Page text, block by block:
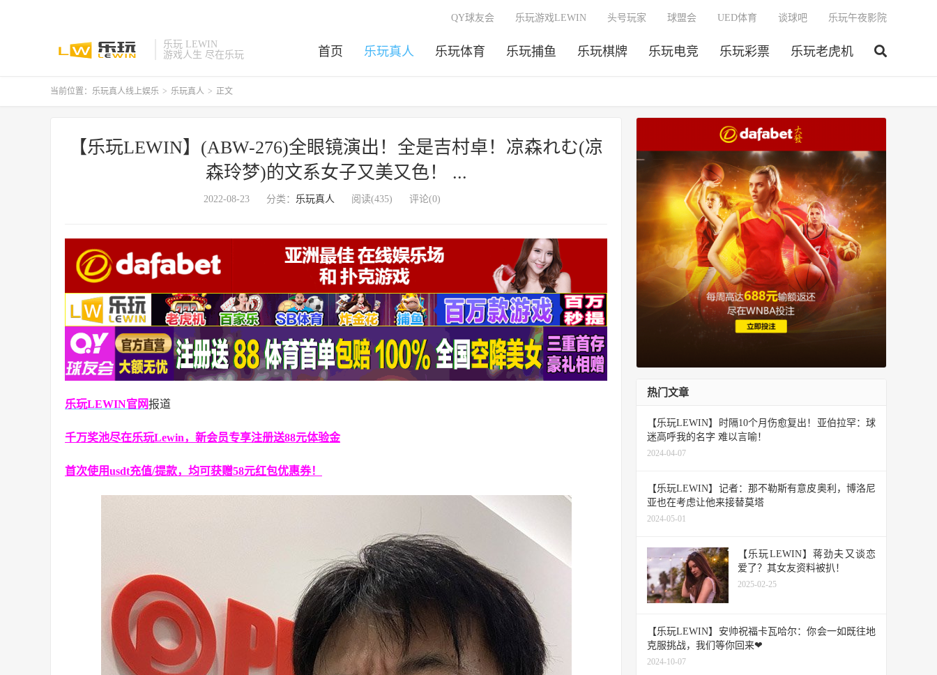
乐玩 LEWIN
游戏人生 尽在乐玩
首页 乐玩真人 乐玩体育 乐玩捕鱼 乐玩棋牌 乐玩电竞 乐玩彩票 乐玩老虎机
QY球友会 乐玩游戏LEWIN 头号玩家 球盟会 UED体育 谈球吧 乐玩午夜影院
当前位置： 乐玩真人线上娱乐 > 乐玩真人 > 正文
【乐玩LEWIN】(ABW-276)全眼镜演出！全是吉村卓！凉森れむ(凉
森玲梦)的文系女子又美又色！ ...
2022-08-23 分类： 乐玩真人 阅读(435) 评论(0)
乐玩LEWIN官网报道
千万奖池尽在乐玩Lewin，新会员专享注册送88元体验金
首次使用usdt充值/提款，均可获赠58元红包优惠券！
热门文章
【乐玩LEWIN】时隔10个月伤愈复出！亚伯拉罕：球
迷高呼我的名字 难以言喻！
2024-04-07
【乐玩LEWIN】记者：那不勒斯有意皮奥利，博洛尼
亚也在考虑让他来接替莫塔
2024-05-01
【乐玩LEWIN】蒋劲夫又谈恋
爱了？其女友资料被扒！
2025-02-25
【乐玩LEWIN】安帅祝福卡瓦哈尔：你会一如既往地
克服挑战，我们等你回来❤
2024-10-07